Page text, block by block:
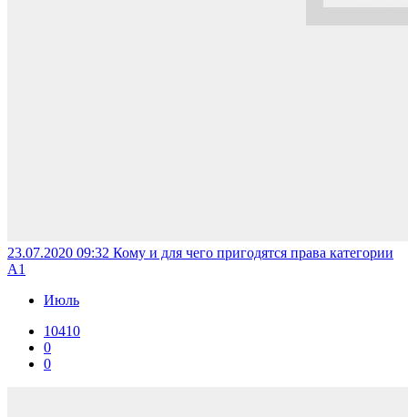
23.07.2020 09:32 Кому и для чего пригодятся права категории
А1
Июль
10410
0
0